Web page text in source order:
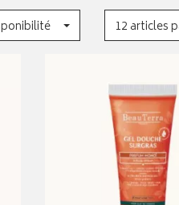
12 articles